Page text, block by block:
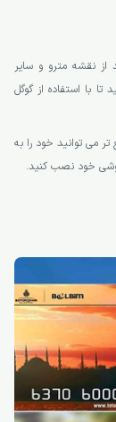
از نقشه مترو و سایر
با استفاده از گوگل
می توانید خود را به
گوشی خود نصب کنید.